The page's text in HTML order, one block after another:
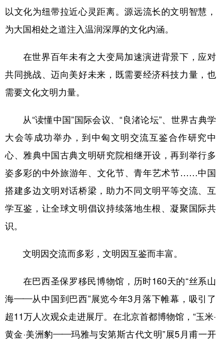
以文化为纽带拉近心灵距离。源远流长的文明智慧，
为大国相处之道注入温润深厚的文化内涵。
在世界百年未有之大变局加速演进背景下，应对
共同挑战、迈向美好未来，既需要经济科技力量，也
需要文化文明力量。
从“读懂中国”国际会议、“良渚论坛”、世界古典学
大会等成功举办，到中匈文明交流互鉴合作研究中
心、雅典中国古典文明研究院相继开设，再到举行多
姿多彩的中外旅游年、文化节、青年艺术节……中国
搭建多边文明对话桥梁，助力不同文明平等交流、互
学互鉴，让全球文明倡议持续落地生根、凝聚国际共
识。
文明因交流而多彩，文明因互鉴而丰富。
在巴西圣保罗移民博物馆，历时160天的“丝系山
海——从中国到巴西”展览今年3月落下帷幕，吸引了
超11万人次观众走进展厅。在北京首都博物馆，“玉米·
黄金·美洲豹——玛雅与安第斯古代文明”展5月甫一开